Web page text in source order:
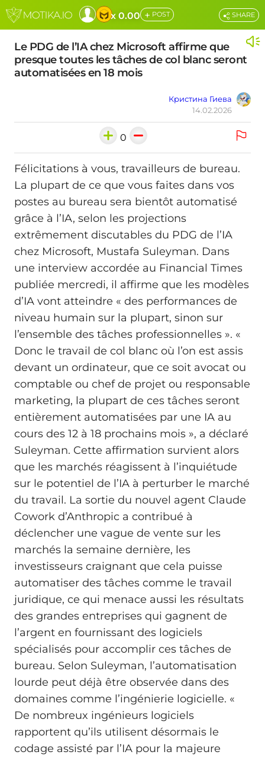
x 0.00 + POST
Le PDG de l’IA chez Microsoft affirme que
presque toutes les tâches de col blanc seront
automatisées en 18 mois
Кристина Гиева
14.02.2026
SHARE
0
Félicitations à vous, travailleurs de bureau.
La plupart de ce que vous faites dans vos
postes au bureau sera bientôt automatisé
grâce à l’IA, selon les projections
extrêmement discutables du PDG de l’IA
chez Microsoft, Mustafa Suleyman. Dans
une interview accordée au Financial Times
publiée mercredi, il affirme que les modèles
d’IA vont atteindre « des performances de
niveau humain sur la plupart, sinon sur
l’ensemble des tâches professionnelles ». «
Donc le travail de col blanc où l’on est assis
devant un ordinateur, que ce soit avocat ou
comptable ou chef de projet ou responsable
marketing, la plupart de ces tâches seront
entièrement automatisées par une IA au
cours des 12 à 18 prochains mois », a déclaré
Suleyman. Cette affirmation survient alors
que les marchés réagissent à l’inquiétude
sur le potentiel de l’IA à perturber le marché
du travail. La sortie du nouvel agent Claude
Cowork d’Anthropic a contribué à
déclencher une vague de vente sur les
marchés la semaine dernière, les
investisseurs craignant que cela puisse
automatiser des tâches comme le travail
juridique, ce qui menace aussi les résultats
des grandes entreprises qui gagnent de
l’argent en fournissant des logiciels
spécialisés pour accomplir ces tâches de
bureau. Selon Suleyman, l’automatisation
lourde peut déjà être observée dans des
domaines comme l’ingénierie logicielle. «
De nombreux ingénieurs logiciels
rapportent qu’ils utilisent désormais le
codage assisté par l’IA pour la majeure